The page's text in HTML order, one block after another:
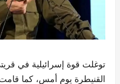
توغلت قوة إسرائيلية في
القنيطرة يوم أمس، كما قامت